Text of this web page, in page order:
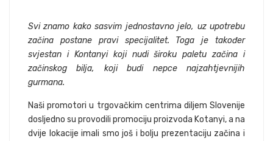
Svi znamo kako sasvim jednostavno jelo, uz upotrebu
začina postane pravi specijalitet. Toga je također
svjestan i Kontanyi koji nudi široku paletu začina i
začinskog bilja, koji budi nepce najzahtjevnijih
gurmana.
Naši promotori u trgovačkim centrima diljem Slovenije
dosljedno su provodili promociju proizvoda Kotanyi, a na
dvije lokacije imali smo još i bolju prezentaciju začina i